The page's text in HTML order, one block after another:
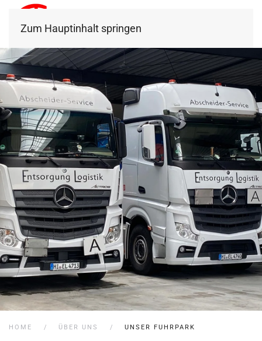
Zum Hauptinhalt springen
HOME ÜBER UNS UNSER FUHRPARK